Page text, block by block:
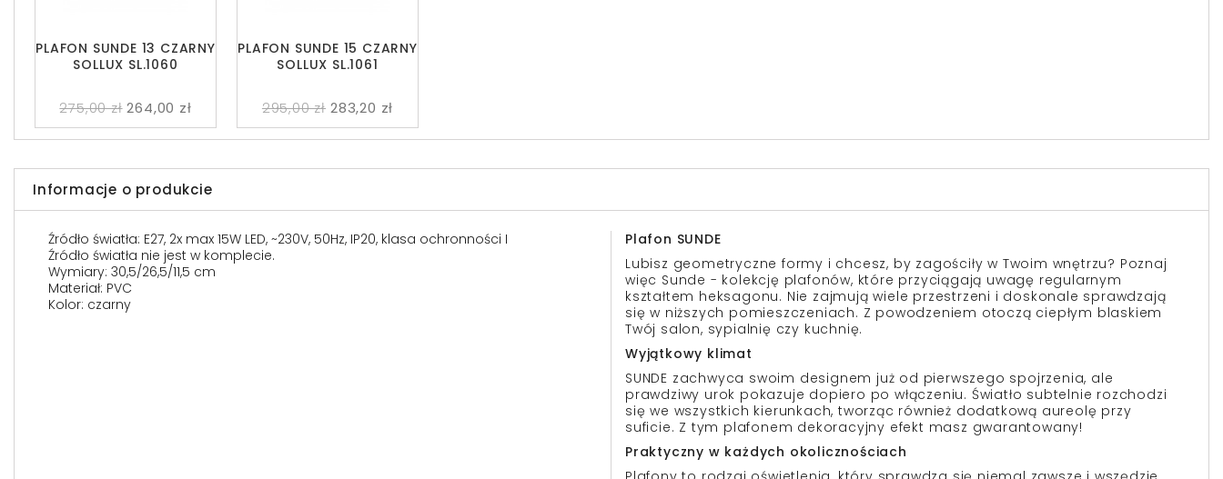
PLAFON SUNDE 13 CZARNY
SOLLUX SL.1060
275,00 zł 264,00 zł
PLAFON SUNDE 15 CZARNY
SOLLUX SL.1061
295,00 zł 283,20 zł
Informacje o produkcie
Źródło światła: E27, 2x max 15W LED, ~230V, 50Hz, IP20, klasa ochronności I
Źródło światła nie jest w komplecie.
Wymiary: 30,5/26,5/11,5 cm
Materiał: PVC
Kolor: czarny
Plafon SUNDE
Lubisz geometryczne formy i chcesz, by zagościły w Twoim wnętrzu? Poznaj
więc Sunde - kolekcję plafonów, które przyciągają uwagę regularnym
kształtem heksagonu. Nie zajmują wiele przestrzeni i doskonale sprawdzają
się w niższych pomieszczeniach. Z powodzeniem otoczą ciepłym blaskiem
Twój salon, sypialnię czy kuchnię.
Wyjątkowy klimat
SUNDE zachwyca swoim designem już od pierwszego spojrzenia, ale
prawdziwy urok pokazuje dopiero po włączeniu. Światło subtelnie rozchodzi
się we wszystkich kierunkach, tworząc również dodatkową aureolę przy
suficie. Z tym plafonem dekoracyjny efekt masz gwarantowany!
Praktyczny w każdych okolicznościach